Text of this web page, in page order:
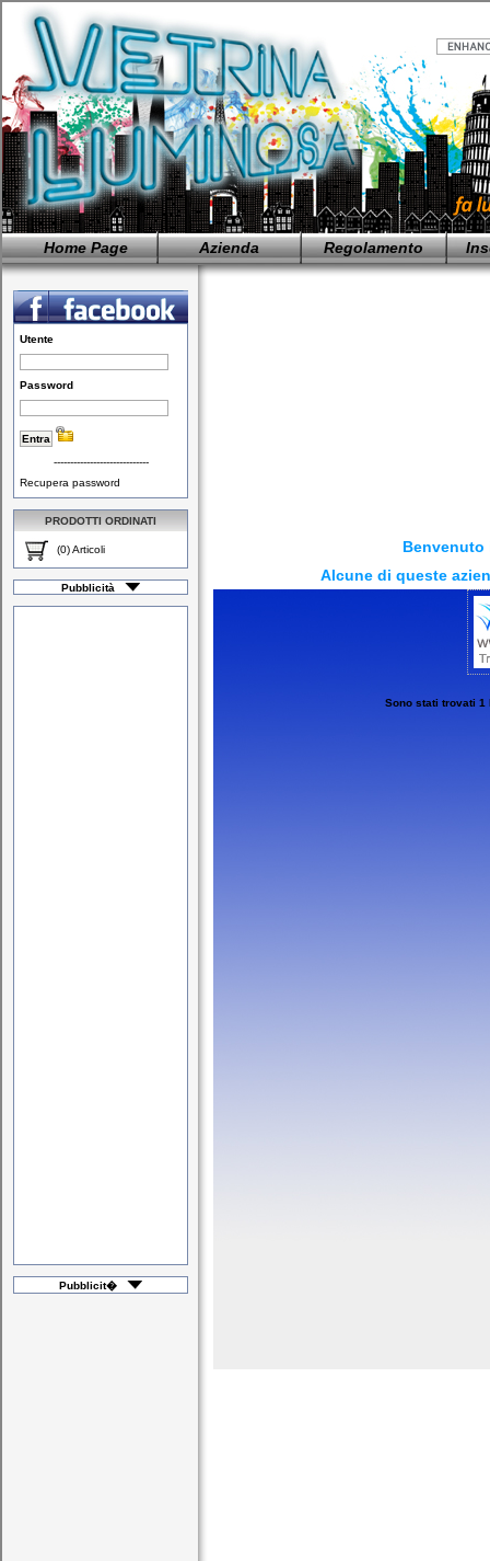
Home Page Azienda Regolamento
Utente
Password
-----------------------------
Recupera password
PRODOTTI ORDINATI
(0) Articoli
Pubblicità
Pubblicit�
Benvenuto
Alcune di queste